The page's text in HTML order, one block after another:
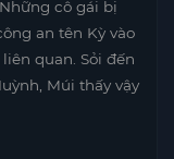
cô gái bị
an tên Kỳ vào
quan. Sỏi đến
Múi thấy vậy